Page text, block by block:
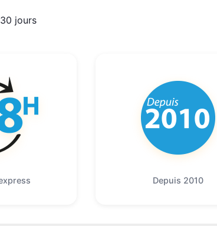
jours
Depuis 2010